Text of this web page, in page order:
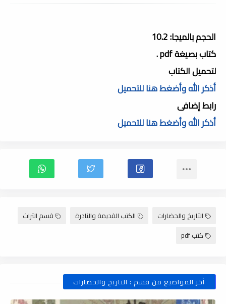
الحجم بالميجا: 10.2
كتاب بصيغة pdf .
لتحميل الكتاب
أذكر الله وأضغط هنا للتحميل
رابط إضافى
أذكر الله وأضغط هنا للتحميل
التاريخ والحضارات الكتب القديمة والنادرة
قسم التراث
كتب pdf
أخر المواضيع من قسم : التاريخ والحضارات